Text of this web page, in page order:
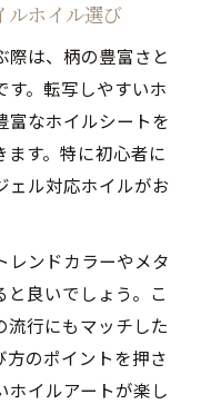
バリー術と人気
ない場合の解決
ル活用法
デザインアレン
なアートの楽し
新人気ネイルパ
ルホイル選び
際は、柄の豊富さと
。転写しやすいホ
富なホイルシートを
す。特に初心者に
ェル対応ホイルがお
レンドカラーやメタ
良いでしょう。こ
流行にもマッチした
のポイントを押さ
ホイルアートが楽し